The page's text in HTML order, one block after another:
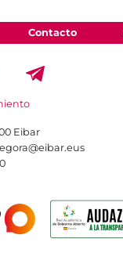
Contacto
Eibar